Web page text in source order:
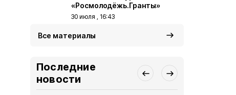
«Росмолодёжь.Гранты»
30 июля , 16:43
Все материалы
Последние
новости